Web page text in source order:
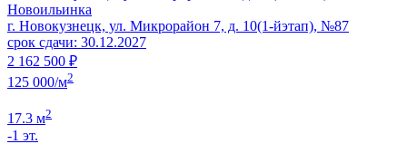
Новоильинка
г. Новокузнецк, ул. Микрорайон 7, д. 10(1-йэтап), №87
срок сдачи: 30.12.2027
2 162 500 ₽
125 000/м2
17.3 м2
-1 эт.